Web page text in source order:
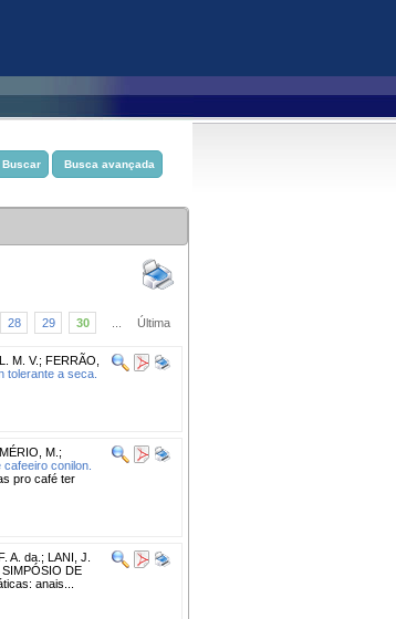
28 29 30 Última
M. V.; FERRÃO,
tolerante a seca.
M. ;
conilon.
pro café ter
A. da. ; LANI, J.
SIMPÓSIO DE
anais...